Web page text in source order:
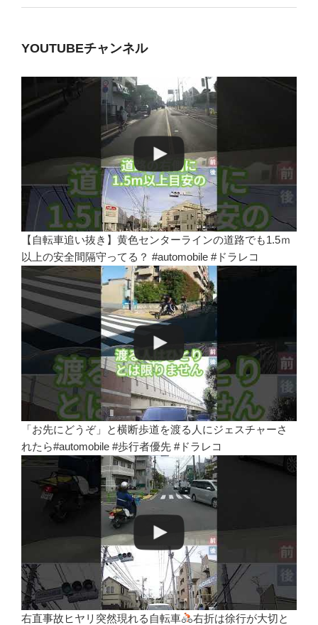
YOUTUBEチャンネル
【自転車追い抜き】黄色センターラインの道路でも1.5ｍ
以上の安全間隔守ってる？ #automobile #ドラレコ
「お先にどうぞ」と横断歩道を渡る人にジェスチャーさ
れたら#automobile #歩行者優先 #ドラレコ
右直事故ヒヤリ突然現れる自転車
右折は徐行が大切と